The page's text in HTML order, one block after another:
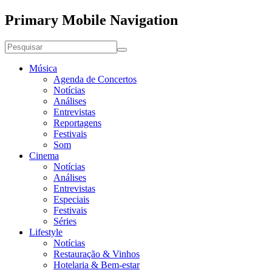
Primary Mobile Navigation
Música
Agenda de Concertos
Notícias
Análises
Entrevistas
Reportagens
Festivais
Som
Cinema
Notícias
Análises
Entrevistas
Especiais
Festivais
Séries
Lifestyle
Notícias
Restauração & Vinhos
Hotelaria & Bem-estar